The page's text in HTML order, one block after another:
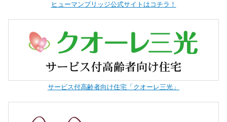
ヒューマンブリッジ公式サイトはコチラ！
サービス付高齢者向け住宅「クオーレ三光」